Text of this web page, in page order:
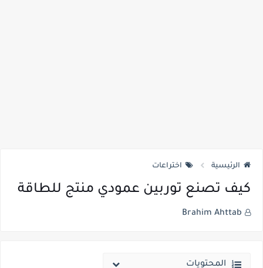
الرئيسية اختراعات
كيف تصنع توربين عمودي منتج للطاقة
Brahim Ahttab
المحتويات